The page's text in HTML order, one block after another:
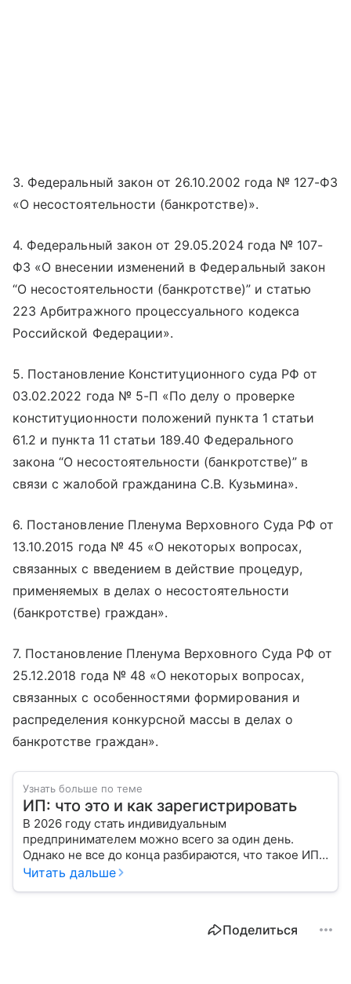
3. Федеральный закон от 26.10.2002 года № 127-ФЗ
«О несостоятельности (банкротстве)».
4. Федеральный закон от 29.05.2024 года № 107-
ФЗ «О внесении изменений в Федеральный закон
“О несостоятельности (банкротстве)” и статью
223 Арбитражного процессуального кодекса
Российской Федерации».
5. Постановление Конституционного суда РФ от
03.02.2022 года № 5-П «По делу о проверке
конституционности положений пункта 1 статьи
61.2 и пункта 11 статьи 189.40 Федерального
закона “О несостоятельности (банкротстве)” в
связи с жалобой гражданина С.В. Кузьмина».
6. Постановление Пленума Верховного Суда РФ от
13.10.2015 года № 45 «О некоторых вопросах,
связанных с введением в действие процедур,
применяемых в делах о несостоятельности
(банкротстве) граждан».
7. Постановление Пленума Верховного Суда РФ от
25.12.2018 года № 48 «О некоторых вопросах,
связанных с особенностями формирования и
распределения конкурсной массы в делах о
банкротстве граждан».
Узнать больше по теме
ИП: что это и как зарегистрировать
В 2026 году стать индивидуальным
предпринимателем можно всего за один день.
Однако не все до конца разбираются, что такое ИП,
какие есть нюансы в его оформлении. Подробнее
Читать дальше
Поделиться